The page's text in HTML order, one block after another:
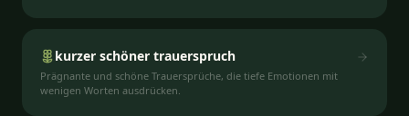
kurzer schöner trauerspruch
Prägnante und schöne Trauersprüche, die tiefe Emotionen mit
wenigen Worten ausdrücken.